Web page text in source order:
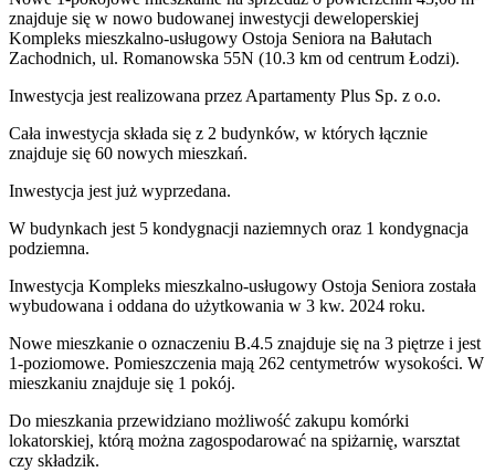
znajduje się w nowo budowanej inwestycji deweloperskiej
Kompleks mieszkalno-usługowy Ostoja Seniora na Bałutach
Zachodnich, ul. Romanowska 55N (10.3 km od centrum Łodzi).
Inwestycja jest realizowana przez Apartamenty Plus Sp. z o.o.
Cała inwestycja składa się z 2 budynków, w których łącznie
znajduje się 60 nowych mieszkań.
Inwestycja jest już wyprzedana.
W budynkach jest 5 kondygnacji naziemnych oraz 1 kondygnacja
podziemna.
Inwestycja Kompleks mieszkalno-usługowy Ostoja Seniora została
wybudowana i oddana do użytkowania w 3 kw. 2024 roku.
Nowe mieszkanie o oznaczeniu B.4.5 znajduje się na 3 piętrze i jest
1-poziomowe. Pomieszczenia mają 262 centymetrów wysokości. W
mieszkaniu znajduje się 1 pokój.
Do mieszkania przewidziano możliwość zakupu komórki
lokatorskiej, którą można zagospodarować na spiżarnię, warsztat
czy składzik.